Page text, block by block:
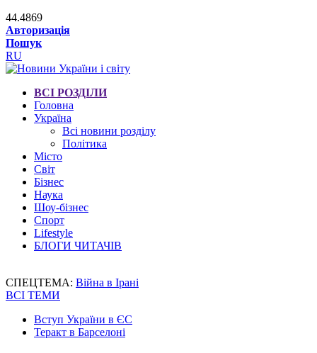
44.4869
Авторизація
Пошук
RU
ВСІ РОЗДІЛИ
Головна
Україна
Всі новини розділу
Політика
Місто
Світ
Бізнес
Наука
Шоу-бізнес
Спорт
Lifestyle
БЛОГИ ЧИТАЧІВ
СПЕЦТЕМА: Війна в Ірані
ВСІ ТЕМИ
Вступ України в ЄС
Теракт в Барселоні